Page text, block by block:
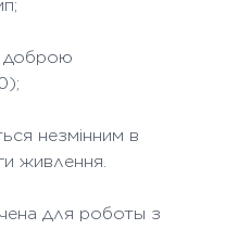
доброю
незмінним в
живлення.
для роботы з